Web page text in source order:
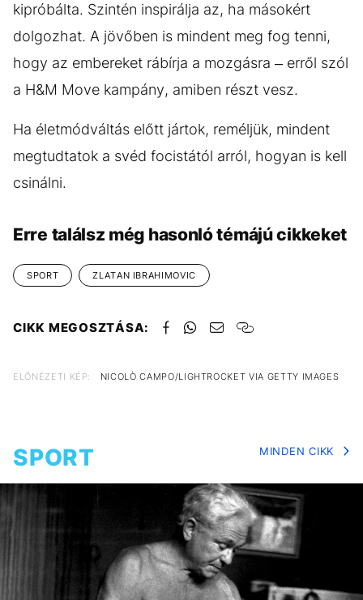
kipróbálta. Szintén inspirálja az, ha másokért
dolgozhat. A jövőben is mindent meg fog tenni,
hogy az embereket rábírja a mozgásra – erről szól
a H&M Move kampány, amiben részt vesz.
Ha életmódváltás előtt jártok, reméljük, mindent
megtudtatok a svéd focistától arról, hogyan is kell
csinálni.
Erre találsz még hasonló témájú cikkeket
SPORT ZLATAN IBRAHIMOVIC
CIKK MEGOSZTÁSA:
ELŐNÉZETI KÉP: NICOLÒ CAMPO/LIGHTROCKET VIA GETTY IMAGES
SPORT MINDEN CIKK